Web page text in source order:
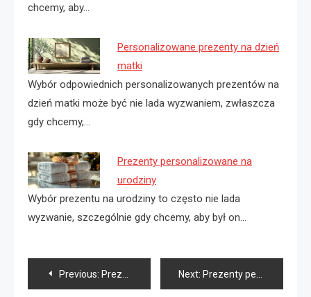
chcemy, aby…
Personalizowane prezenty na dzień
matki
Wybór odpowiednich personalizowanych prezentów na
dzień matki może być nie lada wyzwaniem, zwłaszcza
gdy chcemy,…
Prezenty personalizowane na
urodziny
Wybór prezentu na urodziny to często nie lada
wyzwanie, szczególnie gdy chcemy, aby był on…
Nawigacja
Previous: Prezenty personalizowane rocznica Next: Prezenty personalizowane kalendarz